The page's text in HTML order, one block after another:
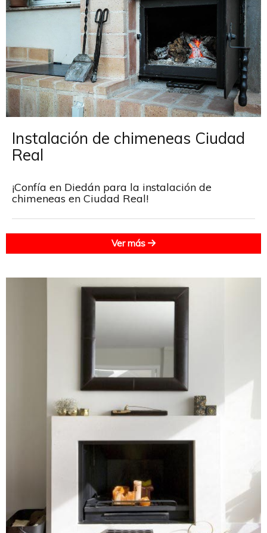
Instalación de chimeneas Ciudad
Real
¡Confía en Diedán para la instalación de
chimeneas en Ciudad Real!
Ver más